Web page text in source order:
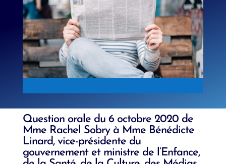
Question orale du 6 octobre 2020 de
Mme Rachel Sobryà Mme Bénédicte
Linard, vice-présidente du
gouvernement et ministre de l’Enfance,